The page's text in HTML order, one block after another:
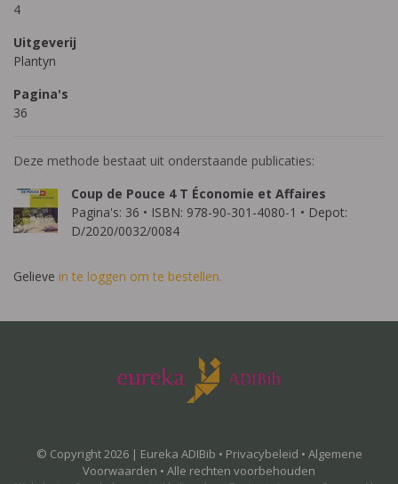
4
Uitgeverij
Plantyn
Pagina's
36
Deze methode bestaat uit onderstaande publicaties:
Coup de Pouce 4 T Économie et Affaires
Pagina's: 36 • ISBN: 978-90-301-4080-1 • Depot:
D/2020/0032/0084
Gelieve in te loggen om te bestellen.
© Copyright 2026 | Eureka ADIBib • Privacybeleid • Algemene
Voorwaarden • Alle rechten voorbehouden